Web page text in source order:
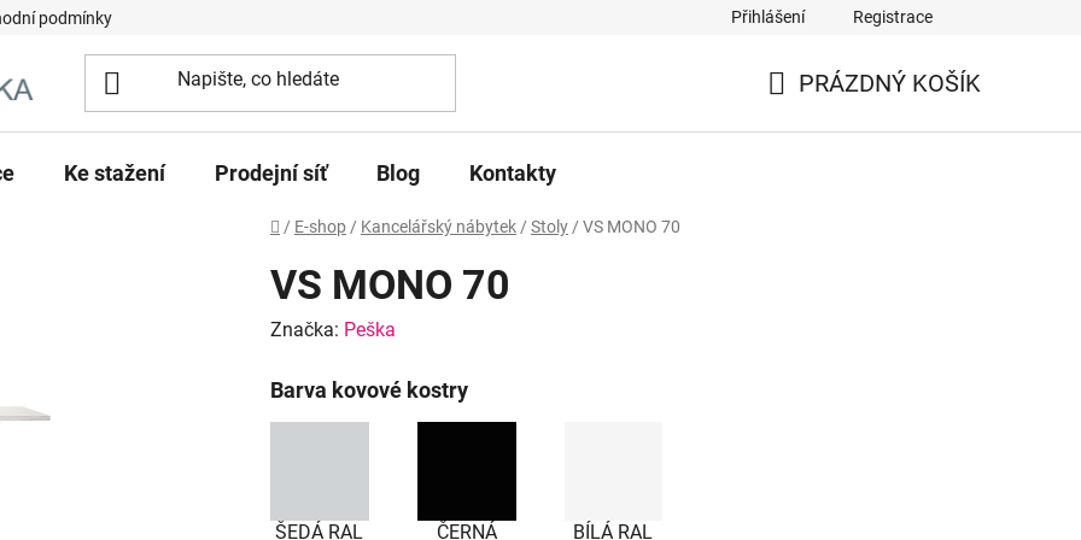
podmínky Přihlášení Registrace
PRÁZDNÝ KOŠÍK
Ke stažení Prodejní síť Blog Kontakty
Domů
/ E-shop / Kancelářský nábytek / Stoly / VS MONO 70
VS MONO 70
Značka: Peška
Barva kovové kostry
ŠEDÁ RAL
ČERNÁ
BÍLÁ RAL